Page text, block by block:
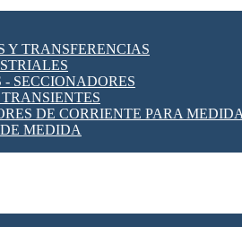
Y TRANSFERENCIAS
SECCIONADORES
TRANSIENTES
DE CORRIENTE PARA
MEDIDA